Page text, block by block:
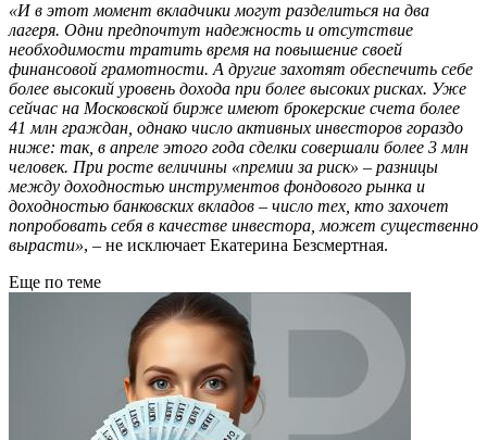
«И в этот момент вкладчики могут разделиться на два
лагеря. Одни предпочтут надежность и отсутствие
необходимости тратить время на повышение своей
финансовой грамотности. А другие захотят обеспечить себе
более высокий уровень дохода при более высоких рисках. Уже
сейчас на Московской бирже имеют брокерские счета более
41 млн граждан, однако число активных инвесторов гораздо
ниже: так, в апреле этого года сделки совершали более 3 млн
человек. При росте величины «премии за риск» – разницы
между доходностью инструментов фондового рынка и
доходностью банковских вкладов – число тех, кто захочет
попробовать себя в качестве инвестора, может существенно
вырасти», – не исключает Екатерина Безсмертная.
Еще по теме